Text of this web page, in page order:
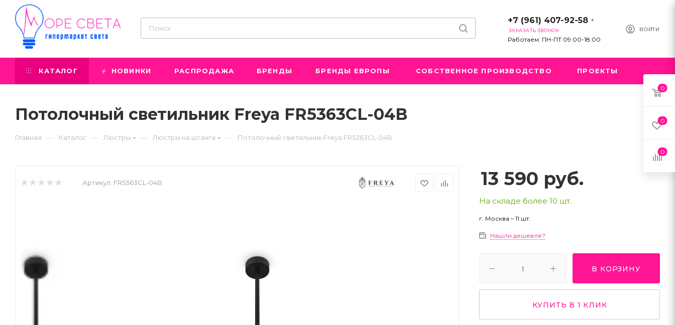
ВОЙТИ
+7 (961) 407-92-58
ЗАКАЗАТЬ ЗВОНОК
Работаем: ПН-ПТ 09:00-18:00
КАТАЛОГ НОВИНКИ РАСПРОДАЖА БРЕНДЫ БРЕНДЫ ЕВРОПЫ СОБСТВЕННОЕ ПРОИЗВОДСТВО ПРОЕКТЫ
Потолочный светильник Freya FR5363CL-04B
Главная — Каталог — Люстры — Люстры на штанге — Потолочный светильник Freya FR5363CL-04B
Артикул: FR5363CL-04B 13 590 руб.
На складе более 10 шт.
г. Москва – 11 шт.
Нашли дешевле?
В КОРЗИНУ
КУПИТЬ В 1 КЛИК
0
0
0